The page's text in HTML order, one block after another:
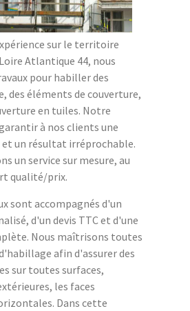
sur le territoire
Atlantique 44, nous
pour habiller des
des éléments de couverture,
en tuiles. Notre
à nos clients une
et un résultat irréprochable.
un service sur mesure, au
qualité/prix.
sont accompagnés d'un
d'un devis TTC et d'une
Nous maîtrisons toutes
afin d'assurer des
sur toutes surfaces,
les faces
Dans cette